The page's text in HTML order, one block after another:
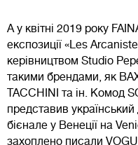
А у квітні 2019 року
експозиції «Les
керівництвом Studio
такими брендами, як
TACCHINI та ін. Комод
представив
бієнале у Венеції на
захоплено писали